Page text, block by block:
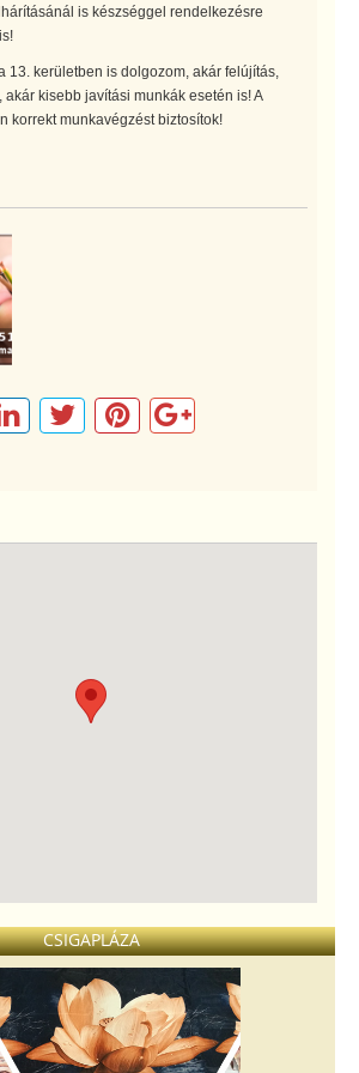
is készséggel rendelkezésre
13. kerületben is dolgozom, akár felújítás,
akár kisebb javítási munkák esetén is! A
korrekt munkavégzést biztosítok!
CSIGAPLÁZA